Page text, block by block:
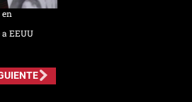
en
EEUU